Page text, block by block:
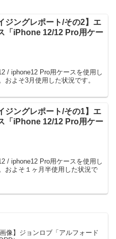
ジングレポート/その2】エ
「iPhone 12/12 Pro用ケー
/ iphone12 Pro用ケースを使用し
およそ3月使用した状況です。
ジングレポート/その1】エ
「iPhone 12/12 Pro用ケー
/ iphone12 Pro用ケースを使用し
およそ１ヶ月半使用した状況で
画像】ジョンロブ「アルフォード